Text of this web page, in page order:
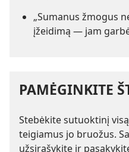
„Sumanus žmogus
įžeidimą — jam
PAMĖGINKITE
Stebėkite sutuoktinį
teigiamus jo bruožus.
užsirašykite ir